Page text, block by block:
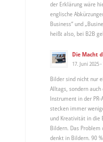
der Erklärung wäre
englische
Business“ und
heißt also, bei B2B
Die Macht
17. Juni 2025 -
Bilder sind nicht nur
Alltags, sondern
Instrument in der
stecken immer
und Kreativität in die
Bildern. Das
denkt in Bildern. 90